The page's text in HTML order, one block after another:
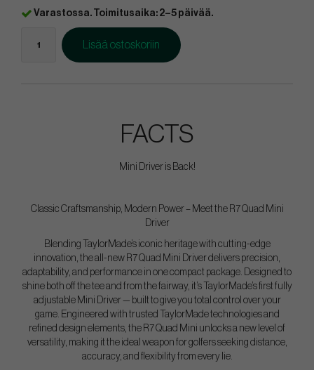
Varastossa. Toimitusaika: 2–5 päivää.
Lisää ostoskoriin
FACTS
Mini Driver is Back!
Classic Craftsmanship, Modern Power – Meet the R7 Quad Mini
Driver
Blending TaylorMade’s iconic heritage with cutting-edge
innovation, the all-new R7 Quad Mini Driver delivers precision,
adaptability, and performance in one compact package. Designed to
shine both off the tee and from the fairway, it’s TaylorMade’s first fully
adjustable Mini Driver — built to give you total control over your
game. Engineered with trusted TaylorMade technologies and
refined design elements, the R7 Quad Mini unlocks a new level of
versatility, making it the ideal weapon for golfers seeking distance,
accuracy, and flexibility from every lie.